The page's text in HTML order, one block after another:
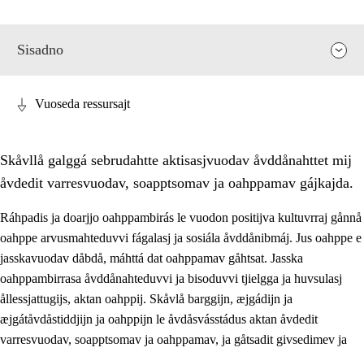
Sisadno
Vuoseda ressursajt
Skåvllå galggá sebrudahtte aktisasjvuodav åvddånahttet mij
åvdedit varresvuodav, soapptsomav ja oahppamav gájkajda.
Ráhpadis ja doarjjo oahppambirás le vuodon positijva kultuvrraj gånnå
oahppe arvusmahteduvvi fágalasj ja sosiála åvddånibmáj. Jus oahppe e
jasskavuodav dåbdå, máhttá dat oahppamav gåhtsat. Jasska
oahppambirrasa åvddånahteduvvi ja bisoduvvi tjielgga ja huvsulasj
ållessjattugijs, aktan oahppij. Skåvlå barggijn, æjgádijn ja
æjgátåvdåstiddjijn ja oahppijn le åvdåsvásstádus aktan åvdedit
varresvuodav, soapptsomav ja oahppamav, ja gåtsadit givsedimev ja